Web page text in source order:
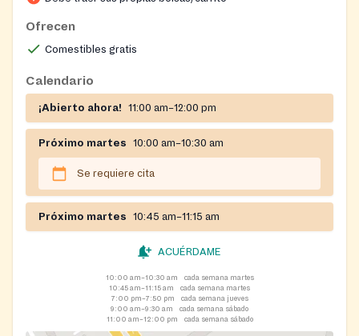
Ofrecen
Comestibles gratis
Calendario
¡Abierto ahora! 11:00 am–12:00 pm
Próximo martes 10:00 am–10:30 am
Se requiere cita
Próximo martes 10:45 am–11:15 am
ACUÉRDAME
10:00 am–10:30 am
cada semana martes
10:45 am–11:15 am
cada semana martes
7:00 pm–7:50 pm
cada semana jueves
9:00 am–9:30 am
cada semana sábado
11:00 am–12:00 pm
cada semana sábado